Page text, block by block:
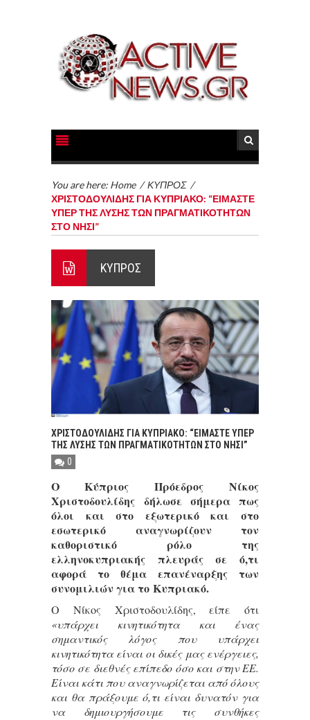
You are here: Home /ΚΥΠΡΟΣ /
ΧΡΙΣΤΟΔΟΥΛΙΔΗΣ ΓΙΑ ΚΥΠΡΙΑΚΟ: “ΕΙΜΑΣΤΕ
ΥΠΕΡ ΤΗΣ ΛΥΣΗΣ ΤΩΝ ΠΡΑΓΜΑΤΙΚΟΤΗΤΩΝ
ΣΤΟ ΝΗΣΙ”
ΚΥΠΡΟΣ
ΧΡΙΣΤΟΔΟΥΛΙΔΗΣ ΓΙΑ ΚΥΠΡΙΑΚΟ: “ΕΙΜΑΣΤΕ ΥΠΕΡ
ΤΗΣ ΛΥΣΗΣ ΤΩΝ ΠΡΑΓΜΑΤΙΚΟΤΗΤΩΝ ΣΤΟ ΝΗΣΙ”
0
Ο Κύπριος Πρόεδρος Νίκος
Χριστοδουλίδης δήλωσε σήμερα πως
όλοι και στο εξωτερικό και στο
εσωτερικό αναγνωρίζουν τον
καθοριστικό ρόλο της
ελληνοκυπριακής πλευράς σε ό,τι
αφορά το θέμα επανέναρξης των
συνομιλιών για το Κυπριακό.
Ο Νίκος Χριστοδουλίδης, είπε ότι
«υπάρχει κινητικότητα και ένας
σημαντικός λόγος που υπάρχει
κινητικότητα είναι οι δικές μας ενέργειες,
τόσο σε διεθνές επίπεδο όσο και στην ΕΕ.
Είναι κάτι που αναγνωρίζεται από όλους
και θα πράξουμε ό,τι είναι δυνατόν για
να δημιουργήσουμε τις συνθήκες